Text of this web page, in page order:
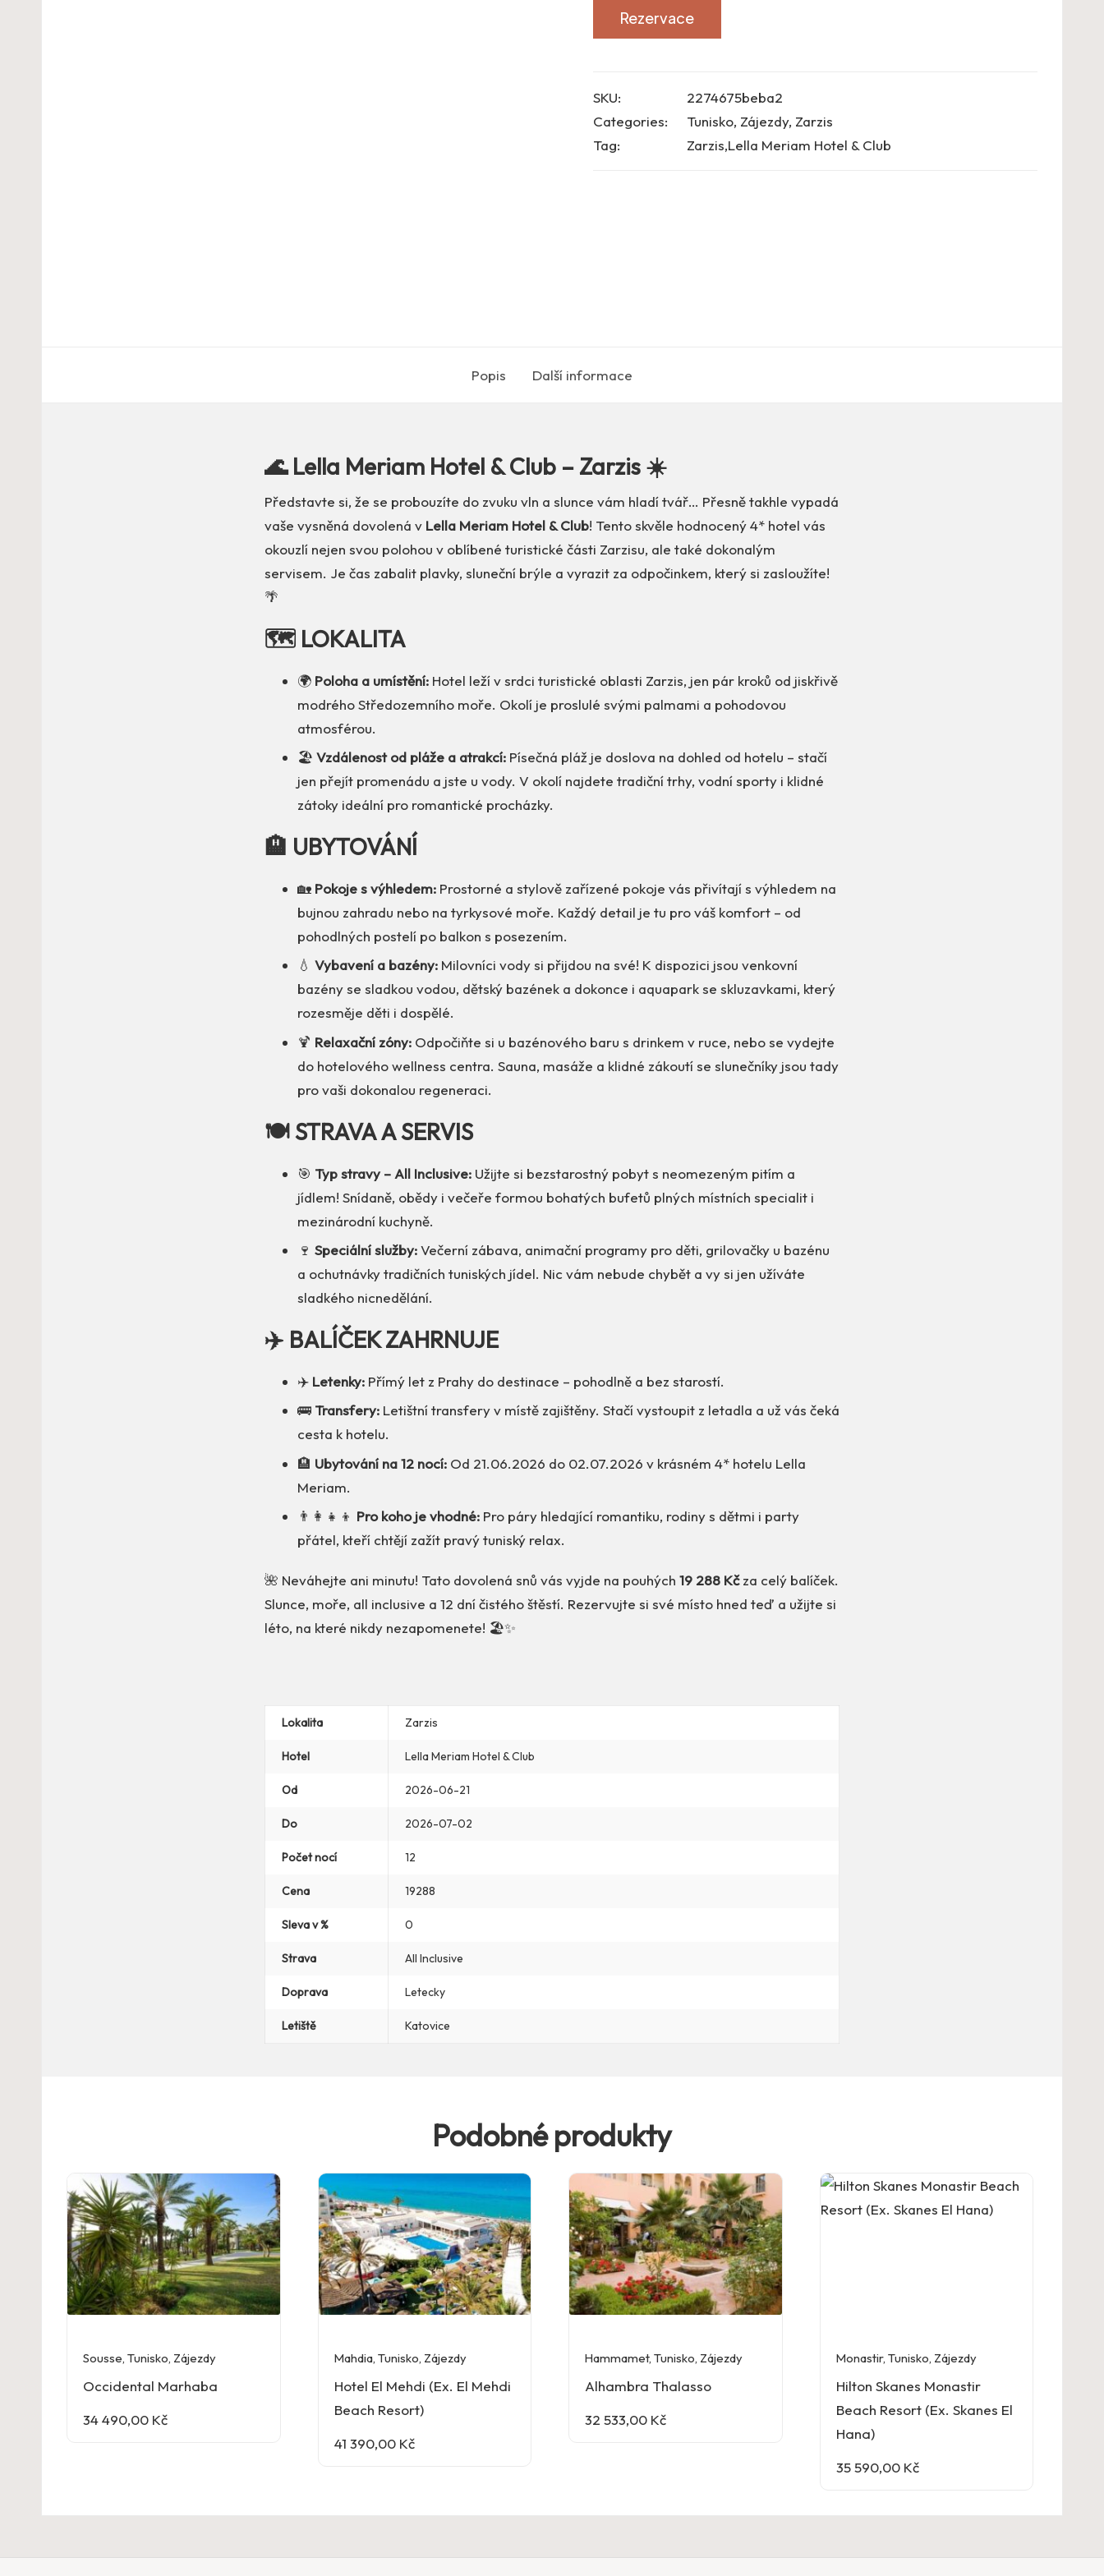
Rezervace
SKU:
2274675beba2
Categories:
Tunisko, Zájezdy, Zarzis
Tag:
Zarzis,Lella Meriam Hotel & Club
Popis Další informace
🌊 Lella Meriam Hotel & Club – Zarzis ☀️
Představte si, že se probouzíte do zvuku vln a slunce vám hladí tvář… Přesně takhle vypadá
vaše vysněná dovolená v Lella Meriam Hotel & Club! Tento skvěle hodnocený 4* hotel vás
okouzlí nejen svou polohou v oblíbené turistické části Zarzisu, ale také dokonalým
servisem. Je čas zabalit plavky, sluneční brýle a vyrazit za odpočinkem, který si zasloužíte!
🌴
🗺️ LOKALITA
🌍 Poloha a umístění: Hotel leží v srdci turistické oblasti Zarzis, jen pár kroků od jiskřivě
modrého Středozemního moře. Okolí je proslulé svými palmami a pohodovou
atmosférou.
🏖️ Vzdálenost od pláže a atrakcí: Písečná pláž je doslova na dohled od hotelu – stačí
jen přejít promenádu a jste u vody. V okolí najdete tradiční trhy, vodní sporty i klidné
zátoky ideální pro romantické procházky.
🏨 UBYTOVÁNÍ
🏡 Pokoje s výhledem: Prostorné a stylově zařízené pokoje vás přivítají s výhledem na
bujnou zahradu nebo na tyrkysové moře. Každý detail je tu pro váš komfort – od
pohodlných postelí po balkon s posezením.
💧 Vybavení a bazény: Milovníci vody si přijdou na své! K dispozici jsou venkovní
bazény se sladkou vodou, dětský bazének a dokonce i aquapark se skluzavkami, který
rozesměje děti i dospělé.
🍹 Relaxační zóny: Odpočiňte si u bazénového baru s drinkem v ruce, nebo se vydejte
do hotelového wellness centra. Sauna, masáže a klidné zákoutí se slunečníky jsou tady
pro vaši dokonalou regeneraci.
🍽️ STRAVA A SERVIS
🎯 Typ stravy – All Inclusive: Užijte si bezstarostný pobyt s neomezeným pitím a
jídlem! Snídaně, obědy i večeře formou bohatých bufetů plných místních specialit i
mezinárodní kuchyně.
🍷 Speciální služby:Večerní zábava, animační programy pro děti, grilovačky u bazénu
a ochutnávky tradičních tuniských jídel. Nic vám nebude chybět a vy si jen užíváte
sladkého nicnedělání.
✈️ BALÍČEK ZAHRNUJE
✈️ Letenky: Přímý let z Prahy do destinace – pohodlně a bez starostí.
🚌 Transfery: Letištní transfery v místě zajištěny. Stačí vystoupit z letadla a už vás čeká
cesta k hotelu.
🏨 Ubytování na 12 nocí: Od 21.06.2026 do 02.07.2026 v krásném 4* hotelu Lella
Meriam.
👨‍👩‍👧‍👦 Pro koho je vhodné: Pro páry hledající romantiku, rodiny s dětmi i party
přátel, kteří chtějí zažít pravý tuniský relax.
🌺 Neváhejte ani minutu! Tato dovolená snů vás vyjde na pouhých 19 288 Kčza celý balíček.
Slunce, moře, all inclusive a 12 dní čistého štěstí. Rezervujte si své místo hned teď a užijte si
léto, na které nikdy nezapomenete! 🏖️✨
Lokalita Zarzis
Hotel Lella Meriam Hotel & Club
Od 2026-06-21
Do 2026-07-02
Počet nocí 12
Cena 19288
Sleva v % 0
Strava All Inclusive
Doprava Letecky
Letiště Katovice
Podobné produkty
Sousse, Tunisko, Zájezdy
Occidental Marhaba
34 490,00 Kč
Mahdia, Tunisko, Zájezdy
Hotel El Mehdi (Ex. El Mehdi
Beach Resort)
41 390,00 Kč
Hammamet,Tunisko, Zájezdy
Alhambra Thalasso
32 533,00 Kč
Monastir, Tunisko, Zájezdy
Hilton Skanes Monastir
Beach Resort (Ex. Skanes El
Hana)
35 590,00 Kč